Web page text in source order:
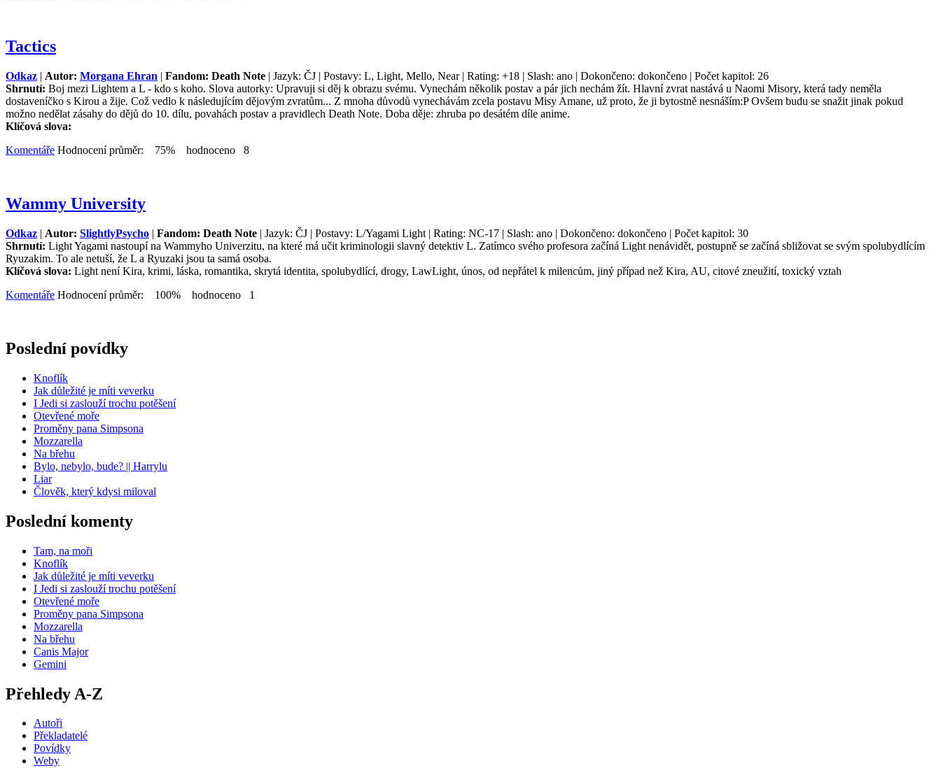
Tactics
Odkaz | Autor: Morgana Ehran | Fandom: Death Note | Jazyk: ČJ | Postavy: L, Light, Mello, Near | Rating: +18 | Slash: ano | Dokončeno: dokončeno | Počet kapitol: 26
Shrnutí: Boj mezi Lightem a L - kdo s koho. Slova autorky: Upravuji si děj k obrazu svému. Vynechám několik postav a pár jich nechám žít. Hlavní zvrat nastává u Naomi Misory, která tady neměla
dostaveníčko s Kirou a žije. Což vedlo k následujícím dějovým zvratům... Z mnoha důvodů vynechávám zcela postavu Misy Amane, už proto, že ji bytostně nesnáším:P Ovšem budu se snažit jinak pokud
možno nedělat zásahy do dějů do 10. dílu, povahách postav a pravidlech Death Note. Doba děje: zhruba po desátém díle anime.
Klíčová slova:
Komentáře Hodnocení průměr: 75% hodnoceno 8
Wammy University
Odkaz | Autor: SlightlyPsycho | Fandom: Death Note | Jazyk: ČJ | Postavy: L/Yagami Light | Rating: NC-17 | Slash: ano | Dokončeno: dokončeno | Počet kapitol: 30
Shrnutí: Light Yagami nastoupí na Wammyho Univerzitu, na které má učit kriminologii slavný detektiv L. Zatímco svého profesora začíná Light nenávidět, postupně se začíná sbližovat se svým spolubydlícím
Ryuzakim. To ale netuší, že L a Ryuzaki jsou ta samá osoba.
Klíčová slova: Light není Kira, krimi, láska, romantika, skrytá identita, spolubydlící, drogy, LawLight, únos, od nepřátel k milencům, jiný případ než Kira, AU, citové zneužití, toxický vztah
Komentáře Hodnocení průměr: 100% hodnoceno 1
Poslední povídky
Knoflík
Jak důležité je míti veverku
I Jedi si zaslouží trochu potěšení
Otevřené moře
Proměny pana Simpsona
Mozzarella
Na břehu
Bylo, nebylo, bude? || Harrylu
Liar
Člověk, který kdysi miloval
Poslední komenty
Tam, na moři
Knoflík
Jak důležité je míti veverku
I Jedi si zaslouží trochu potěšení
Otevřené moře
Proměny pana Simpsona
Mozzarella
Na břehu
Canis Major
Gemini
Přehledy A-Z
Autoři
Překladatelé
Povídky
Weby